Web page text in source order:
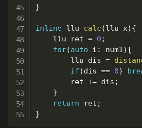
}
inline llu calc (llu x) {
	llu ret
= 0 ;
for(auto i : num1) {
		llu dis
=
if (dis == 0)
		ret
+= dis ;
}
return ret ;
}